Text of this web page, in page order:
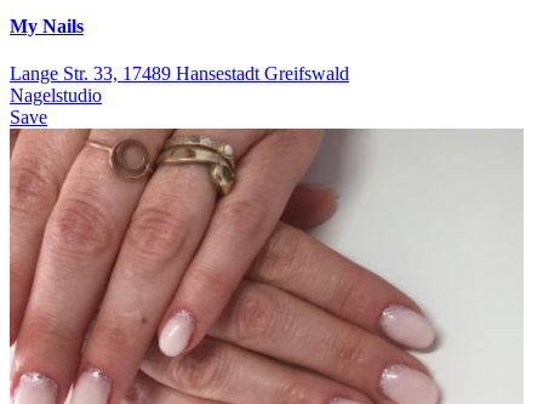
My Nails
Lange Str. 33, 17489 Hansestadt Greifswald
Nagelstudio
Save